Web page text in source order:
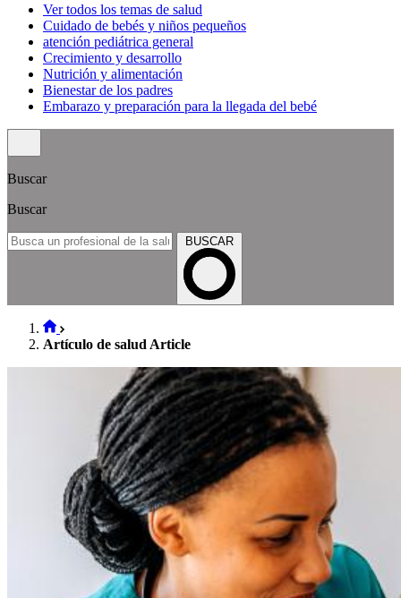
Ver todos los temas de salud
Cuidado de bebés y niños pequeños
atención pediátrica general
Crecimiento y desarrollo
Nutrición y alimentación
Bienestar de los padres
Embarazo y preparación para la llegada del bebé
Buscar
Buscar
BUSCAR
Artículo de salud Article